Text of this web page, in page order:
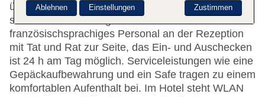
über einen Aufzug erreichbar. Rund um die Uhr
steht den Gästen englisch- und
französischsprachiges Personal an der Rezeption
mit Tat und Rat zur Seite, das Ein- und Auschecken
ist 24 h am Tag möglich. Serviceleistungen wie eine
Gepäckaufbewahrung und ein Safe tragen zu einem
komfortablen Aufenthalt bei. Im Hotel steht WLAN
Zustimmen
Ablehnen Einstellungen